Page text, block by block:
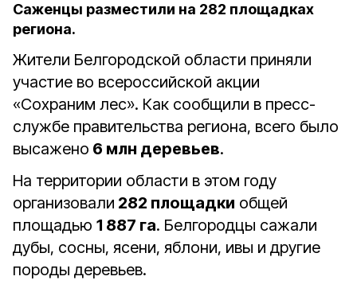
Саженцы разместили на 282 площадках
региона.
Жители Белгородской области приняли
участие во всероссийской акции
«Сохраним лес». Как сообщили в пресс-
службе правительства региона, всего было
высажено 6 млн деревьев.
На территории области в этом году
организовали 282 площадки общей
площадью 1 887 га. Белгородцы сажали
дубы, сосны, ясени, яблони, ивы и другие
породы деревьев.